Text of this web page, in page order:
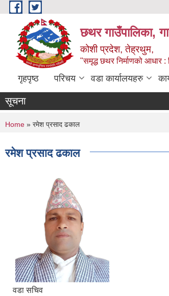
Skip to main content
छथर गाउँपालिका,
कोशी प्रदेश, तेह्रथुम,
"समृद्ध छथर निर्माणको आधार :
गृहपृष्ठ परिचय वडा कार्यालयहरु
सूचना
You are here
Home » रमेश प्रसाद ढकाल
रमेश प्रसाद ढकाल
वडा सचिव